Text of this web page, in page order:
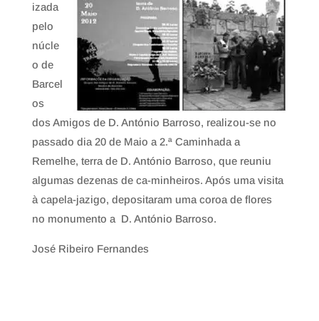
izada
pelo
núcle
o de
Barcel
os
dos Amigos de D. António Barroso, realizou-se no
passado dia 20 de Maio a 2.ª Caminhada a
Remelhe, terra de D. António Barroso, que reuniu
algumas dezenas de ca-minheiros. Após uma visita
à capela-jazigo, depositaram uma coroa de ﬂores
no monumento a D. António Barroso.
José Ribeiro Fernandes